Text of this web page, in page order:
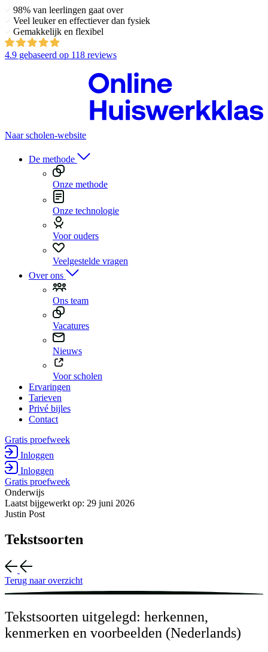
98% van leerlingen gaat over
Veel leuker en effectiever dan fysiek
Gemakkelijk en flexibel
4.9 gebaseerd op 118 reviews
Naar scholen-website
De methode
Onze methode
Onze technologie
Voor ouders
Veelgestelde vragen
Over ons
Ons team
Vacatures
Nieuws
Voor scholen
Ervaringen
Tarieven
Privé bijles
Contact
Gratis proefweek
Inloggen
Inloggen
Gratis proefweek
Onderwijs
Laatst bijgewerkt op: 29 juni 2026
Justin Post
Tekstsoorten
Terug naar overzicht
Tekstsoorten uitgelegd: herkennen,
kenmerken en voorbeelden (Nederlands)